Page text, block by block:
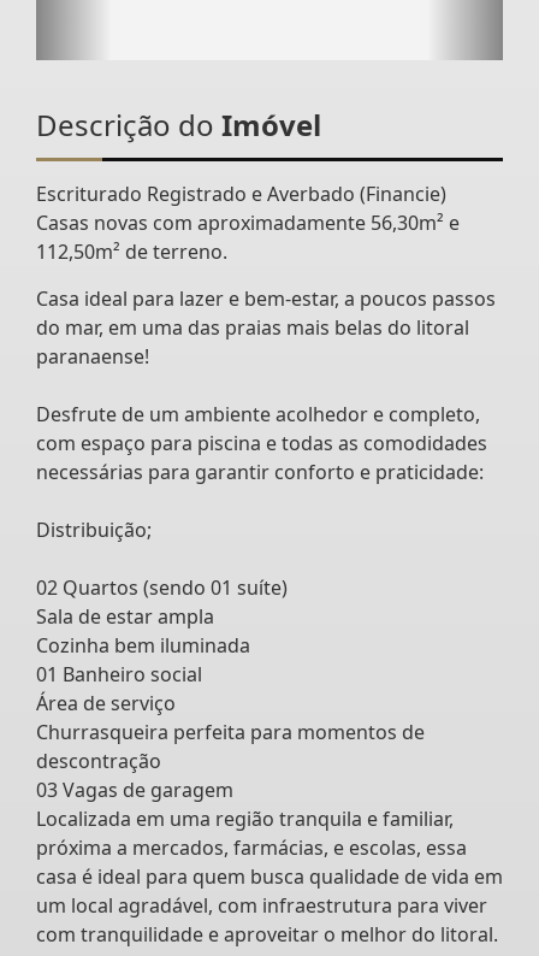
Descrição do Imóvel
Escriturado Registrado e Averbado (Financie)
Casas novas com aproximadamente 56,30m² e
112,50m² de terreno.
Casa ideal para lazer e bem-estar, a poucos passos
do mar, em uma das praias mais belas do litoral
paranaense!
Desfrute de um ambiente acolhedor e completo,
com espaço para piscina e todas as comodidades
necessárias para garantir conforto e praticidade:
Distribuição;
02 Quartos (sendo 01 suíte)
Sala de estar ampla
Cozinha bem iluminada
01 Banheiro social
Área de serviço
Churrasqueira perfeita para momentos de
descontração
03 Vagas de garagem
Localizada em uma região tranquila e familiar,
próxima a mercados, farmácias, e escolas, essa
casa é ideal para quem busca qualidade de vida em
um local agradável, com infraestrutura para viver
com tranquilidade e aproveitar o melhor do litoral.